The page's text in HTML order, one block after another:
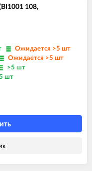
108,
Ожидается >5 шт
Ожидается >5 шт
>5 шт
шт